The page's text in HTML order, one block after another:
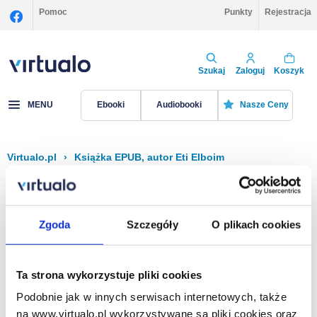
Zgoda Szczegóły O plikach cookies
Ta strona wykorzystuje pliki cookies
Podobnie jak w innych serwisach internetowych, także
na www.virtualo.pl wykorzystywane są pliki cookies oraz
Pomoc Punkty Rejestracja
Szukaj Zaloguj Koszyk
MENU Ebooki Audiobooki Nasze Ceny
Virtualo.pl › Książka EPUB, autor Eti Elboim
Filtruj Sortuj
Na stronie